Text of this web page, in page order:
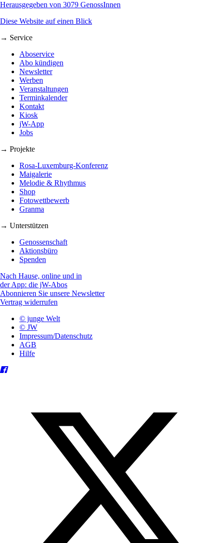
Herausgegeben von 3079 GenossInnen
Diese Website auf einen Blick
→ Service
Aboservice
Abo kündigen
Newsletter
Werben
Veranstaltungen
Terminkalender
Kontakt
Kiosk
jW-App
Jobs
→ Projekte
Rosa-Luxemburg-Konferenz
Maigalerie
Melodie & Rhythmus
Shop
Fotowettbewerb
Granma
→ Unterstützen
Genossenschaft
Aktionsbüro
Spenden
Nach Hause, online und in
der App: die jW-Abos
Abonnieren Sie unsere Newsletter
Vertrag widerrufen
© junge Welt
© JW
Impressum/Datenschutz
AGB
Hilfe